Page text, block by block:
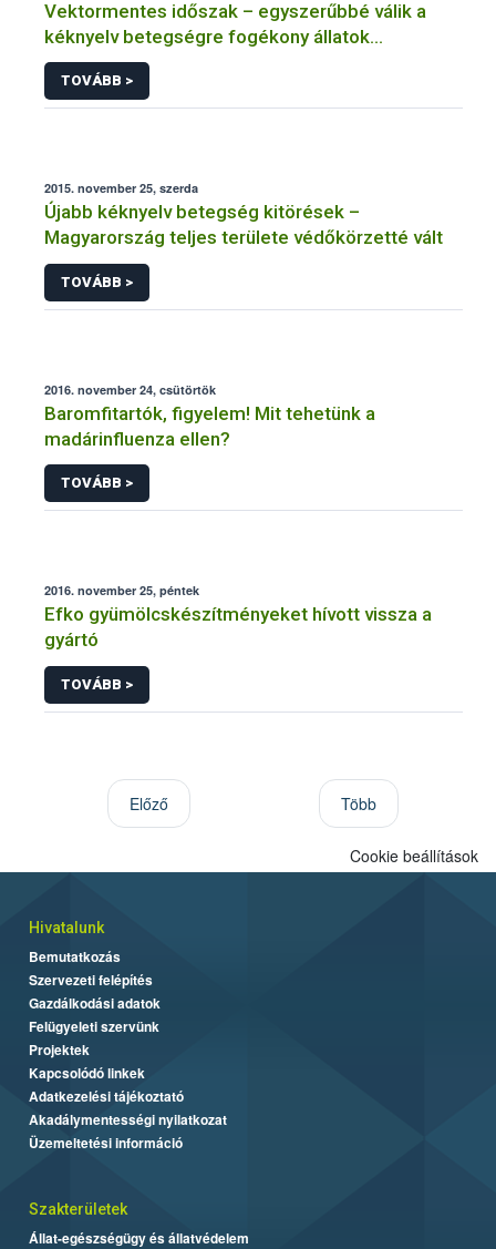
Vektormentes időszak – egyszerűbbé válik a
kéknyelv betegségre fogékony állatok
kiszállítása
TOVÁBB >
2015. november 25, szerda
Újabb kéknyelv betegség kitörések –
Magyarország teljes területe védőkörzetté vált
TOVÁBB >
2016. november 24, csütörtök
Baromfitartók, figyelem! Mit tehetünk a
madárinfluenza ellen?
TOVÁBB >
2016. november 25, péntek
Efko gyümölcskészítményeket hívott vissza a
gyártó
TOVÁBB >
Előző Több
Cookie beállítások
Hivatalunk
Bemutatkozás
Szervezeti felépítés
Gazdálkodási adatok
Felügyeleti szervünk
Projektek
Kapcsolódó linkek
Adatkezelési tájékoztató
Akadálymentességi nyilatkozat
Üzemeltetési információ
Szakterületek
Állat-egészségügy és állatvédelem